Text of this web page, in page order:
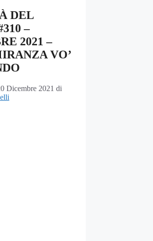
DEL
–
2021 –
VO’
Dicembre 2021 di